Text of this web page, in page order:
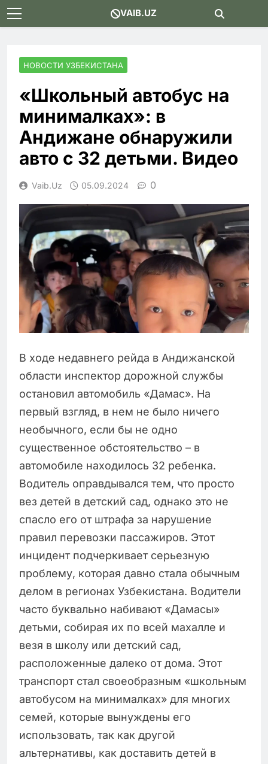
Skip
to
VAIB.UZ
НОВОСТИ УЗБЕКИСТАНА
«Школьный автобус на
минималках»: в
Андижане обнаружили
авто с 32 детьми. Видео
Vaib.uz 05.09.2024 0
В ходе недавнего рейда в Андижанской
области инспектор дорожной службы
остановил автомобиль «Дамас». На
первый взгляд, в нем не было ничего
необычного, если бы не одно
существенное обстоятельство – в
автомобиле находилось 32 ребенка.
Водитель оправдывался тем, что просто
вез детей в детский сад, однако это не
спасло его от штрафа за нарушение
правил перевозки пассажиров. Этот
инцидент подчеркивает серьезную
проблему, которая давно стала обычным
делом в регионах Узбекистана. Водители
часто буквально набивают «Дамасы»
детьми, собирая их по всей махалле и
везя в школу или детский сад,
расположенные далеко от дома. Этот
транспорт стал своеобразным «школьным
автобусом на минималках» для многих
семей, которые вынуждены его
использовать, так как другой
альтернативы, как доставить детей в